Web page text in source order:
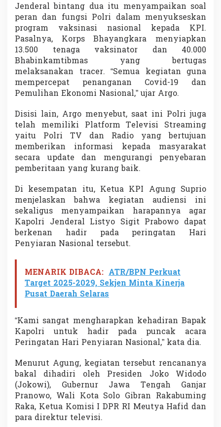
Jenderal bintang dua itu menyampaikan soal
peran dan fungsi Polri dalam menyukseskan
program vaksinasi nasional kepada KPI.
Pasalnya, Korps Bhayangkara menyiapkan
13.500 tenaga vaksinator dan 40.000
Bhabinkamtibmas yang bertugas
melaksanakan tracer. “Semua kegiatan guna
mempercepat penanganan Covid-19 dan
Pemulihan Ekonomi Nasional,” ujar Argo.
Disisi lain, Argo menyebut, saat ini Polri juga
telah memiliki Platform Televisi Streaming
yaitu Polri TV dan Radio yang bertujuan
memberikan informasi kepada masyarakat
secara update dan mengurangi penyebaran
pemberitaan yang kurang baik.
Di kesempatan itu, Ketua KPI Agung Suprio
menjelaskan bahwa kegiatan audiensi ini
sekaligus menyampaikan harapannya agar
Kapolri Jenderal Listyo Sigit Prabowo dapat
berkenan hadir pada peringatan Hari
Penyiaran Nasional tersebut.
MENARIK DIBACA: ATR/BPN Perkuat
Target 2025-2029, Sekjen Minta Kinerja
Pusat Daerah Selaras
“Kami sangat mengharapkan kehadiran Bapak
Kapolri untuk hadir pada puncak acara
Peringatan Hari Penyiaran Nasional,” kata dia.
Menurut Agung, kegiatan tersebut rencananya
bakal dihadiri oleh Presiden Joko Widodo
(Jokowi), Gubernur Jawa Tengah Ganjar
Pranowo, Wali Kota Solo Gibran Rakabuming
Raka, Ketua Komisi I DPR RI Meutya Hafid dan
para direktur televisi.